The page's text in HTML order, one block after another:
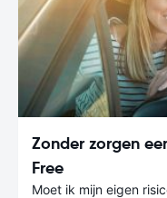
Zonder zorgen
Free
Moet ik mijn eigen